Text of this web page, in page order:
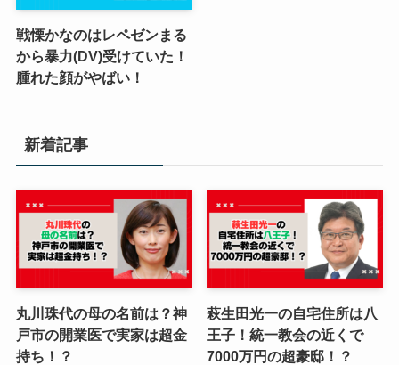
戦慄かなのはレペゼンまる
から暴力(DV)受けていた！
腫れた顔がやばい！
新着記事
丸川珠代の母の名前は？神
戸市の開業医で実家は超金
持ち！？
萩生田光一の自宅住所は八
王子！統一教会の近くで
7000万円の超豪邸！？